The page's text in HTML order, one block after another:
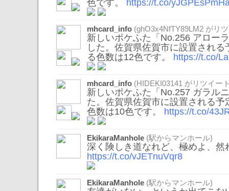
色です。 https://t.co/
mhcard_info (ghO3x4NfTY89LM2 がリ
新しいポケふた「No.256 アロー
した。佐賀県佐賀市に設置され
る色数は12色です。 https://t.co/
mhcard_info (HIDEKI03141 がリツイー
新しいポケふた「No.257 ガラル
た。佐賀県佐賀市に設置される
色数は10色です。 https://t.co/
EkikaraManhole (駅からマンホール)
深く険しき道なれど、極めよ、然
https://t.co/vJETnuVqr8
EkikaraManhole (駅からマンホール)